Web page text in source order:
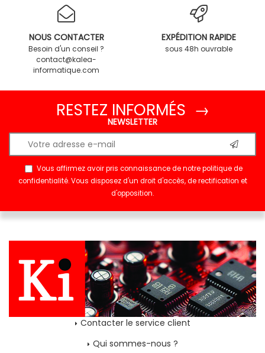
NOUS CONTACTER
Besoin d'un conseil ?
contact@kalea-
informatique.com
EXPÉDITION RAPIDE
sous 48h ouvrable
RESTEZ INFORMÉS →
NEWSLETTER
Vous affirmez avoir pris connaissance de notrepolitique de
confidentialité. Vous disposez d'un droit d'accès, de rectification et
d'opposition.
Contacter le service client
Qui sommes-nous ?